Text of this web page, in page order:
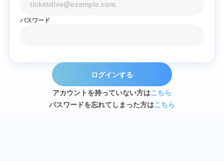
パスワード
ログインする
アカウントを持っていない方はこちら
パスワードを忘れてしまった方はこちら